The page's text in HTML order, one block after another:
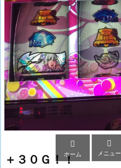
＋３０Ｇ！！

ホーム

メニュー